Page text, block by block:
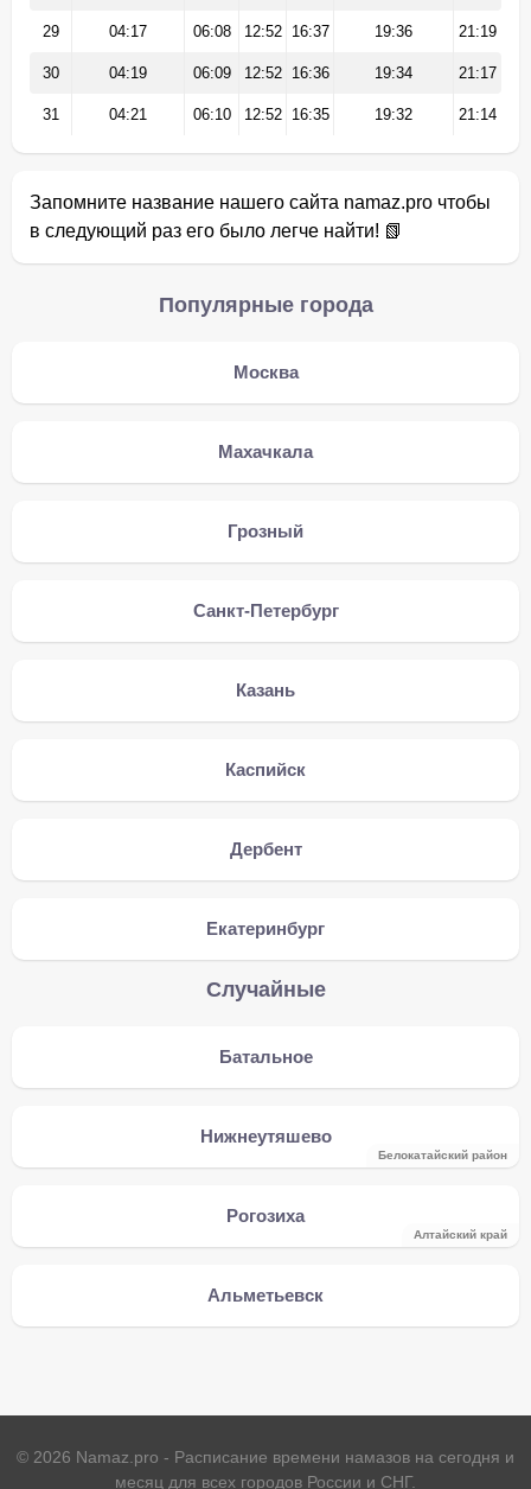
29 04:17 06:08 12:52 16:37 19:36 21:19
30 04:19 06:09 12:52 16:36 19:34 21:17
31 04:21 06:10 12:52 16:35 19:32 21:14
Запомните название нашего сайта namaz.pro чтобы
в следующий раз его было легче найти! 📗
Популярные города
Москва
Махачкала
Грозный
Санкт-Петербург
Казань
Каспийск
Дербент
Екатеринбург
Случайные
Батальное
Нижнеутяшево
Белокатайский район
Рогозиха
Алтайский край
Альметьевск
© 2026 Namaz.pro - Расписание времени намазов на сегодня и
месяц для всех городов России и СНГ.